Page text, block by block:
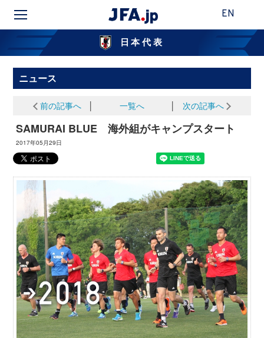
EN
日本代表
ニュース
前の記事へ 一覧へ 次の記事へ
SAMURAI BLUE 海外組がキャンプスタート
2017年05月29日